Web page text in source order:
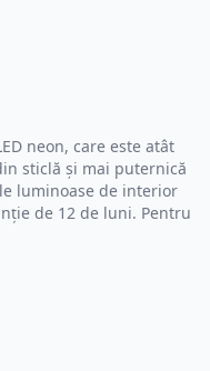
neon, care este atât
sticlă și mai puternică
luminoase de interior
de 12 de luni. Pentru